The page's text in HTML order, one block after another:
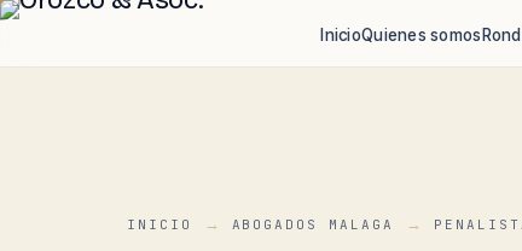
InicioQuienes somos
INICIO ABOGADOS MALAGA